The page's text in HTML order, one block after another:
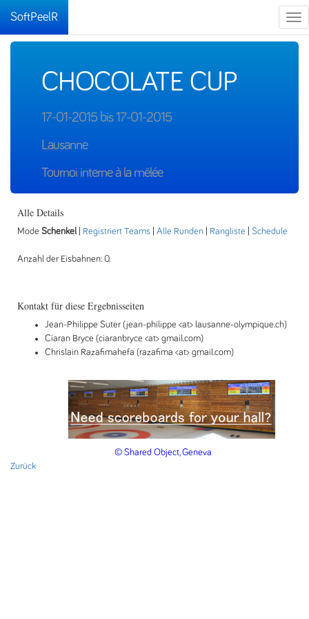
SoftPeelR
CHOCOLATE CUP
17-01-2015 bis 17-01-2015
Lausanne
Tournoi interne à la mêlée
Alle Details
Mode Schenkel Registriert Teams Alle Runden Rangliste Schedule
Anzahl der Eisbahnen: 0.
Kontakt für diese Ergebnisseiten
Jean-Philippe Suter (jean-philippe <at> lausanne-olympique.ch)
Ciaran Bryce (ciaranbryce <at> gmail.com)
Chrislain Razafimahefa (razafima <at> gmail.com)
© Shared Object, Geneva
Zurück